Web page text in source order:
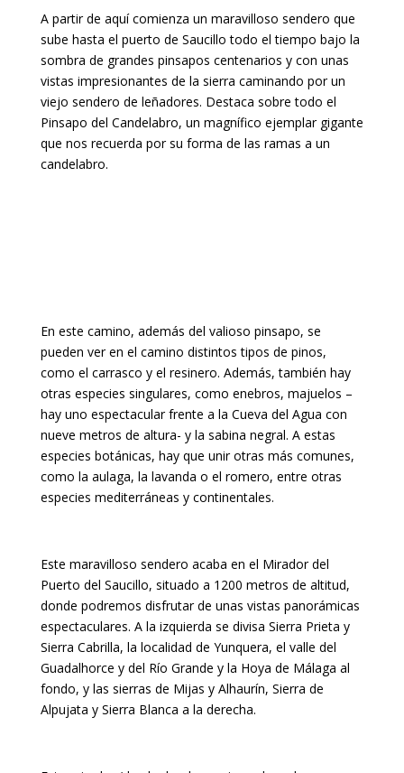
A partir de aquí comienza un maravilloso sendero que
sube hasta el puerto de Saucillo todo el tiempo bajo la
sombra de grandes pinsapos centenarios y con unas
vistas impresionantes de la sierra caminando por un
viejo sendero de leñadores. Destaca sobre todo el
Pinsapo del Candelabro, un magnífico ejemplar gigante
que nos recuerda por su forma de las ramas a un
candelabro.
En este camino, además del valioso pinsapo, se
pueden ver en el camino distintos tipos de pinos,
como el carrasco y el resinero. Además, también hay
otras especies singulares, como enebros, majuelos –
hay uno espectacular frente a la Cueva del Agua con
nueve metros de altura- y la sabina negral. A estas
especies botánicas, hay que unir otras más comunes,
como la aulaga, la lavanda o el romero, entre otras
especies mediterráneas y continentales.
Este maravilloso sendero acaba en el Mirador del
Puerto del Saucillo, situado a 1200 metros de altitud,
donde podremos disfrutar de unas vistas panorámicas
espectaculares. A la izquierda se divisa Sierra Prieta y
Sierra Cabrilla, la localidad de Yunquera, el valle del
Guadalhorce y del Río Grande y la Hoya de Málaga al
fondo, y las sierras de Mijas y Alhaurín, Sierra de
Alpujata y Sierra Blanca a la derecha.